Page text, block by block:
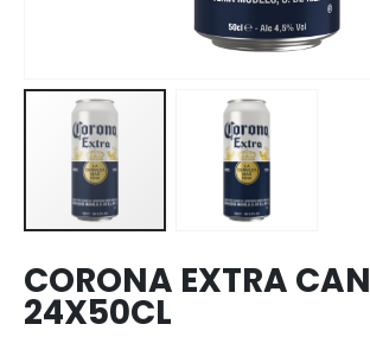
Skip to
beginning
images
gallery
CORONA EXTRA CAN
24X50CL